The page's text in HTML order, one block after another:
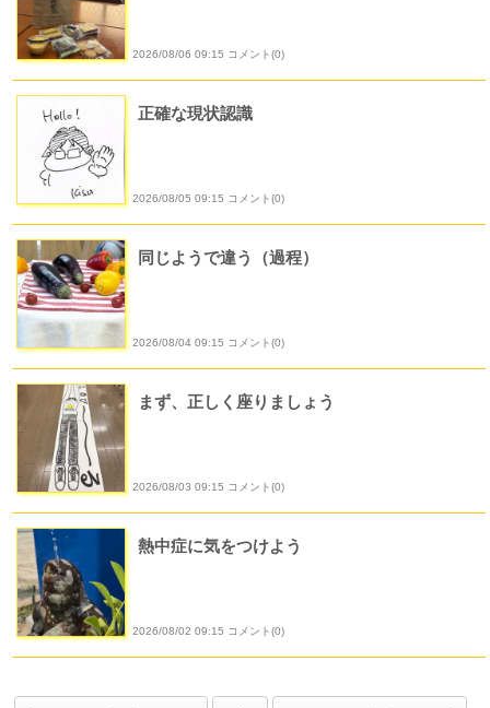
2026/08/06 09:15 コメント(0)
正確な現状認識
2026/08/05 09:15 コメント(0)
同じようで違う（過程）
2026/08/04 09:15 コメント(0)
まず、正しく座りましょう
2026/08/03 09:15 コメント(0)
熱中症に気をつけよう
2026/08/02 09:15 コメント(0)